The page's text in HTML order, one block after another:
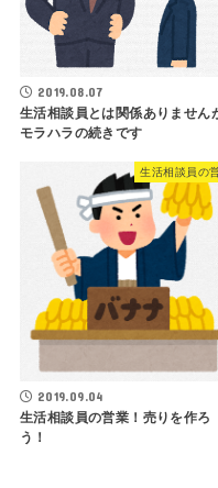
2019.08.07
生活相談員とは関係ありません
モラハラの続きです
生活相談員の
2019.09.04
生活相談員の営業！売りを作ろ
う！